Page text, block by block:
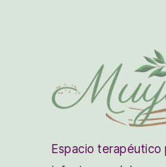
Espacio terapéutico